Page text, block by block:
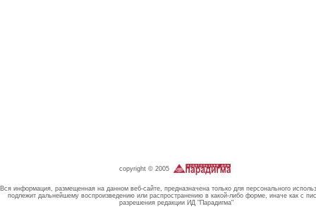
copyright © 2005
Вся информация, размещенная на данном веб-сайте, предназначена только для персонального
подлежит дальнейшему воспроизведению или распространению в какой-либо форме, иначе как с
разрешения редакции ИД "Парадигма"